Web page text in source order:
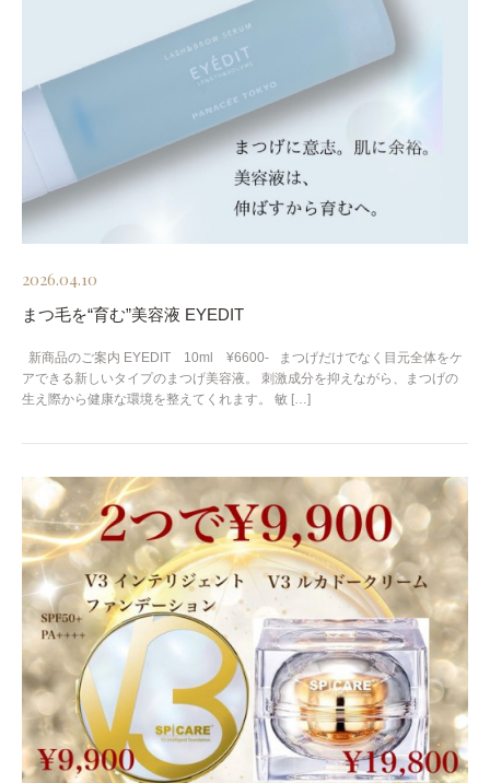
2026.04.10
まつ毛を“育む”美容液 EYEDIT
新商品のご案内 EYEDIT 10ml ¥6600- まつげだけでなく目元全体をケ
アできる新しいタイプのまつげ美容液。 刺激成分を抑えながら、まつげの
生え際から健康な環境を整えてくれます。 敏 […]